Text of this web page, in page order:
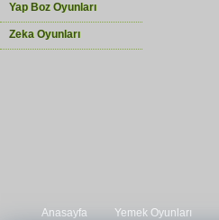
Yap Boz Oyunları
Zeka Oyunları
Anasayfa Yemek Oyunları